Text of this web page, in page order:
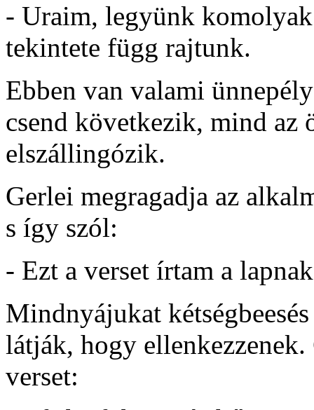
- Uraim, legyünk
tekintete függ rajtunk.
Ebben van valami
csend következik, mind az
elszállingózik.
Gerlei megragadja az
s így szól:
- Ezt a verset írtam a
Mindnyájukat
látják, hogy
verset: